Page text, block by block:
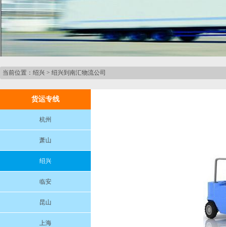
当前位置： 绍兴 > 绍兴到南汇物流公司
货运专线
杭州
萧山
绍兴
临安
昆山
上海